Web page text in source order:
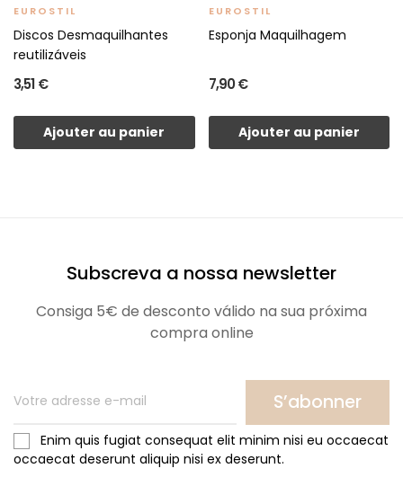
EUROSTIL
Discos Desmaquilhantes
reutilizáveis
3,51 €
Ajouter au panier
EUROSTIL
Esponja Maquilhagem
7,90 €
Ajouter au panier
Subscreva a nossa newsletter
Consiga 5€ de desconto válido na sua próxima
compra online
S’abonner
Enim quis fugiat consequat elit minim nisi eu occaecat
occaecat deserunt aliquip nisi ex deserunt.